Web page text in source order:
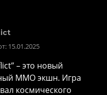
15.01.2025
– это новый
MMO экшн. Игра
космического